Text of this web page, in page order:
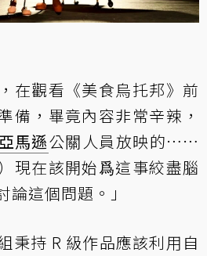
在觀看《美食烏托邦》前
備，畢竟內容非常辛辣，
亞馬遜公關人員放映的……
現在該開始爲這事絞盡腦
這個問題。」
秉持 R 級作品應該利用自